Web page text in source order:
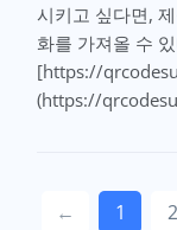
시키고 싶다면,
화를 가져올 수
[https://
(https://
← 1 2